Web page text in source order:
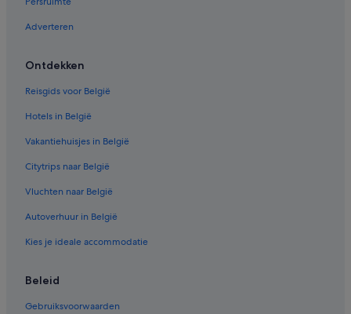
Huisdiervriendelijke in Epen
Van der Valk Hotels in Gulpen
Hotels met restaurant in Epen
Hotels met restaurant in Gulpen
Campings en stacaravans in Epen
Fletcher-Hotels in Wahlwiller
Adverteren
Ontdekken
Reisgids voor België
Hotels in België
Vakantiehuisjes in België
Citytrips naar België
Vluchten naar België
Autoverhuur in België
Kies je ideale accommodatie
Beleid
Gebruiksvoorwaarden